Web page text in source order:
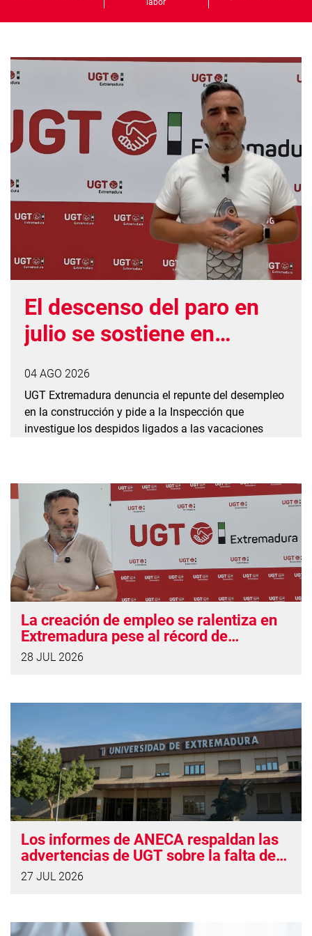
labor
El descenso del paro en
julio se sostiene en
precario
04 AGO 2026
UGT Extremadura denuncia el repunte del desempleo
en la construcción y pide a la Inspección que
investigue los despidos ligados a las vacaciones
La creación de empleo se ralentiza en
Extremadura pese al récord de
ocupación
28 JUL 2026
Los informes de ANECA respaldan las
advertencias de UGT sobre la falta de
solidez del proyecto de UNINDE
27 JUL 2026